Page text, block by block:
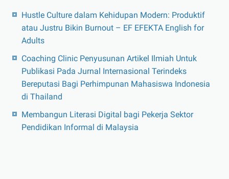
Hustle Culture dalam Kehidupan Modern: Produktif
atau Justru Bikin Burnout – EF EFEKTA English for
Adults
Coaching Clinic Penyusunan Artikel Ilmiah Untuk
Publikasi Pada Jurnal Internasional Terindeks
Bereputasi Bagi Perhimpunan Mahasiswa Indonesia
di Thailand
Membangun Literasi Digital bagi Pekerja Sektor
Pendidikan Informal di Malaysia